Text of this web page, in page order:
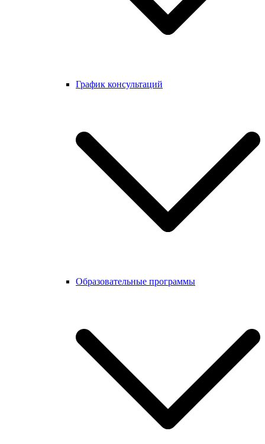
График консультаций
Образовательные программы